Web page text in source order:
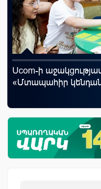
Ucom-ի
«Մտապահիր